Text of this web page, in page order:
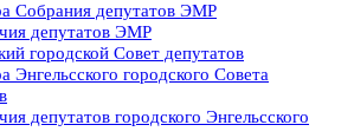
Собрания депутатов ЭМР
депутатов ЭМР
городской Совет депутатов
Энгельсского городского Совета
депутатов городского Энгельсского